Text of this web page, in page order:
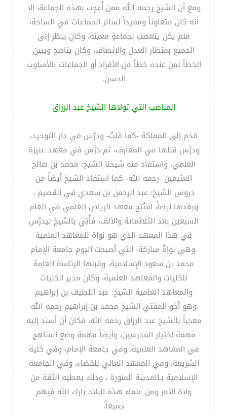
ومع أن الشيخ رحمه الله ممن أُعجِب بهذه الجماعة، إلا
أنه كان متعاوناً ومفيداً لسائر الجماعات في الساحة،
فلم يكن يتعصب لجماعةٍ معينة، وكان ينظر إلى
الجميع بمنظار العدل والإنصاف، وكان يناصح ويبين
الخطأ لمن عنده خطأ من الأفراد أو الجماعات بالأسلوب
الحسن.
المناصب التي تولاها الشيخ عبد الرزاق
قدم إلى المملكة -كما قلتُ- ودرَّس في دار التوحيد،
ودرَّس قبلها في المعارف، ثم درَّس في معهد عنيزة
العلمي، واستفاد منه شيخنا الشيخ: محمد بن صالح
العثيمين -رحمه الله- كما استفاد الشيخ أيضاً من
دروس الشيخ: عبد الرحمن بن سعدي في القصيم ،
وبعدها أيضاً، افتُتح معهد الرياض العلمي في العام
السبعين بعد الثلاثمائة والألف، فأُتِي بالشيخ ليدرِّس
في هذا المعهد الذي هو نواة للمعاهد العلمية
-وهي نواةٌ مباركة- التي أصبحت اليوم جامعة الإمام
محمد بن سعود الإسلامية، وقبلها الرئاسة العامة
للكليات والمعاهد العلمية، وكان مدير الكليات
والمعاهد العلمية الشيخ: عبد اللطيف بن إبراهيم
-وهو أخو المفتي الشيخ محمد بن إبراهيم رحمه الله-
معجباً بالشيخ عبد الرزاق رحمه الله، فكان أن أسند إليه
مهمة اختيار المدرسين، وأيضاً مهمة وضع المناهج
في المعاهد العلمية، وفي جامعة الإمام، وفي كلية
الشريعة، وفي المعهد العالي للقضاء، وفي الجامعة
الإسلامية بـالمدينة المنورة ، وذلك يعطيه الثقة من
ولاة الأمر ومن علماء هذه البلاد بارك الله فيهم
جميعاً.